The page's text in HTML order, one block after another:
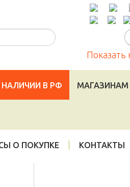
Показать
НАЛИЧИИ В РФ МАГАЗИНАМ
О ПОКУПКЕ КОНТАКТЫ